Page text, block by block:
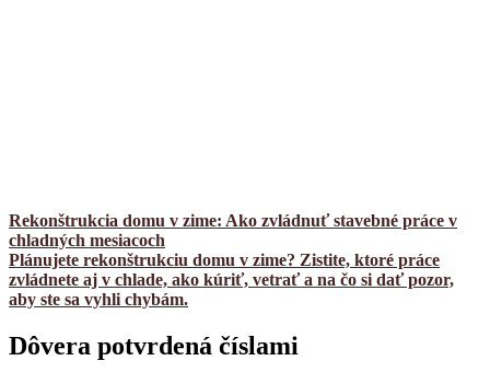
Rekonštrukcia domu v zime: Ako zvládnuť stavebné práce v
chladných mesiacoch
Plánujete rekonštrukciu domu v zime? Zistite, ktoré práce
zvládnete aj v chlade, ako kúriť, vetrať a na čo si dať pozor,
aby ste sa vyhli chybám.
Dôvera potvrdená číslami